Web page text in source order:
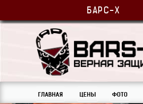
БАРС-Х
ГЛАВНАЯ ЦЕНЫ ФОТО